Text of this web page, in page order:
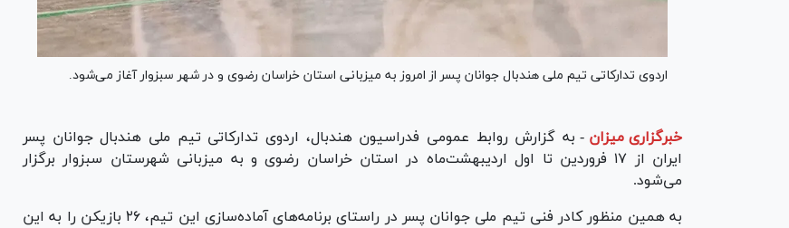
اردوی تدارکاتی تیم ملی هندبال جوانان پسر از امروز به میزبانی استان خراسان رضوی و در شهر سبزوار آغاز می‌شود.
خبرگزاری میزان - به گزارش روابط عمومی فدراسیون هندبال، اردوی تدارکاتی تیم ملی هندبال جوانان پسر
ایران از ۱۷ فروردین تا اول اردیبهشت‌ماه در استان خراسان رضوی و به میزبانی شهرستان سبزوار برگزار
می‌شود.
به همین منظور کادر فنی تیم ملی جوانان پسر در راستای برنامه‌های آماده‌سازی این تیم، ۲۶ بازیکن را به این